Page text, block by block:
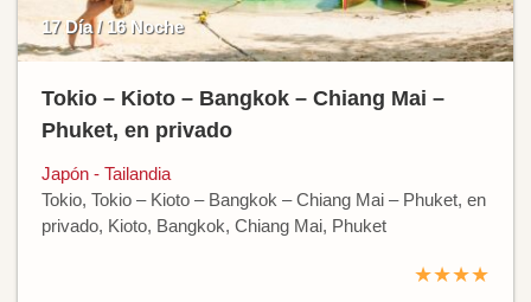
17 Día / 16 Noche
Tokio – Kioto – Bangkok – Chiang Mai –
Phuket, en privado
Japón - Tailandia
Tokio, Tokio – Kioto – Bangkok – Chiang Mai – Phuket, en
privado, Kioto, Bangkok, Chiang Mai, Phuket
★★★★